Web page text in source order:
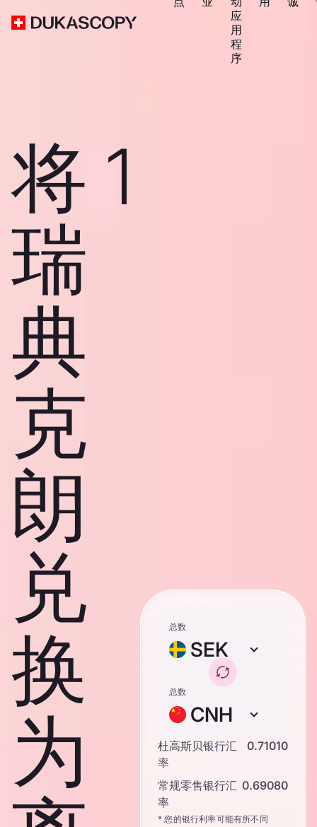
应
用
程
序
将 1
瑞
典
克
朗
兑
换
为
总数
SEK
总数
CNH
杜高斯贝银行汇
率
0.71010
常规零售银行汇
率
0.69080
* 您的银行利率可能有所不同